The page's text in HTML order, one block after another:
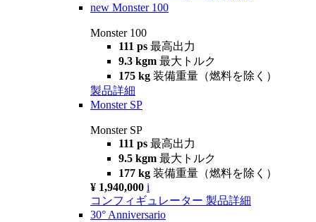
new Monster 100
Monster 100
111 ps 最高出力
9.3 kgm 最大トルク
175 kg 装備重量（燃料を除く）
製品詳細
Monster SP
Monster SP
111 ps 最高出力
9.5 kgm 最大トルク
177 kg 装備重量（燃料を除く）
¥ 1,940,000 i
コンフィギュレーター 製品詳細
30° Anniversario